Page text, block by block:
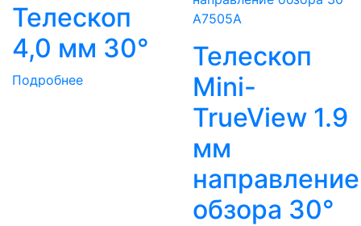
Телескоп
4,0 мм 30°
Подробнее
A7505A
Телескоп
Mini-
TrueView 1.9
мм
направление
обзора 30°